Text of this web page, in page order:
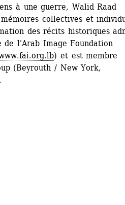
à une guerre, Walid Raad
collectives et
des récits historiques
de l'Arab Image Foundation
) et est membre
(Beyrouth / New York,